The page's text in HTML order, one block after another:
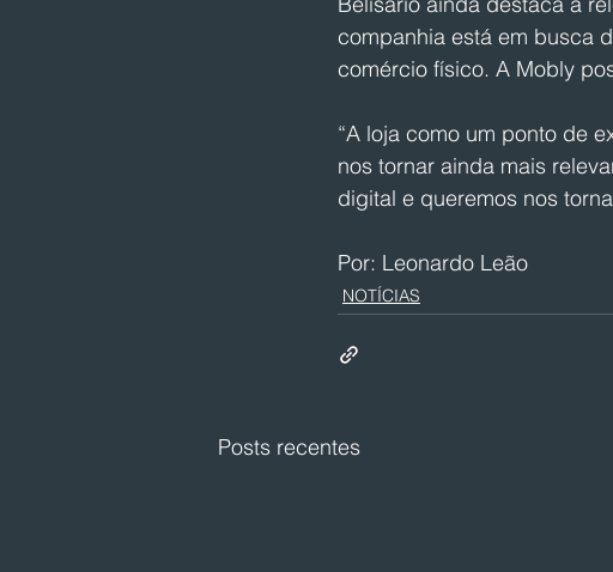
companhia está em busca
comércio físico. A Mobly
“A loja como um ponto de
nos tornar ainda mais
digital e queremos nos
Por: Leonardo Leão
NOTÍCIAS
Posts recentes